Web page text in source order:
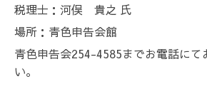
税理士：河俣 貴之 氏
場所：青色申告会館
青色申告会254-4585までお電話にて
い。